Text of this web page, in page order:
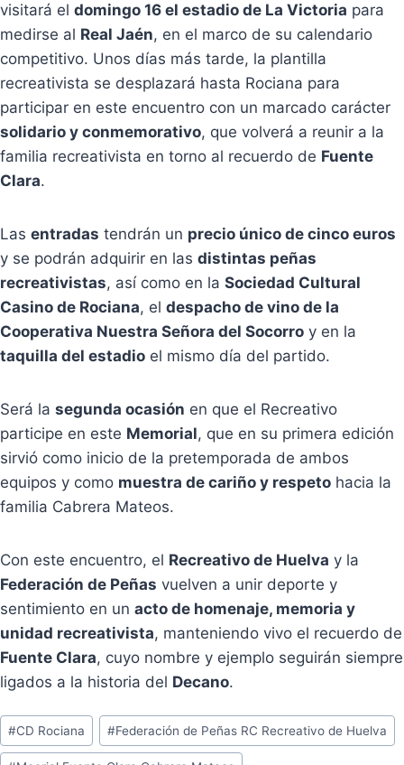
visitará el domingo 16 el estadio de La Victoria para
medirse al Real Jaén, en el marco de su calendario
competitivo. Unos días más tarde, la plantilla
recreativista se desplazará hasta Rociana para
participar en este encuentro con un marcado carácter
solidario y conmemorativo, que volverá a reunir a la
familia recreativista en torno al recuerdo de Fuente
Clara.
Las entradas tendrán un precio único de cinco euros
y se podrán adquirir en las distintas peñas
recreativistas, así como en la Sociedad Cultural
Casino de Rociana, el despacho de vino de la
Cooperativa Nuestra Señora del Socorro y en la
taquilla del estadio el mismo día del partido.
Será la segunda ocasión en que el Recreativo
participe en este Memorial, que en su primera edición
sirvió como inicio de la pretemporada de ambos
equipos y como muestra de cariño y respeto hacia la
familia Cabrera Mateos.
Con este encuentro, el Recreativo de Huelva y la
Federación de Peñas vuelven a unir deporte y
sentimiento en un acto de homenaje, memoria y
unidad recreativista, manteniendo vivo el recuerdo de
Fuente Clara, cuyo nombre y ejemplo seguirán siempre
ligados a la historia del Decano.
Etiquetas
de
#CD Rociana #Federación de Peñas RC Recreativo de Huelva